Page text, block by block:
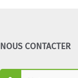
NOUS CONTACTER